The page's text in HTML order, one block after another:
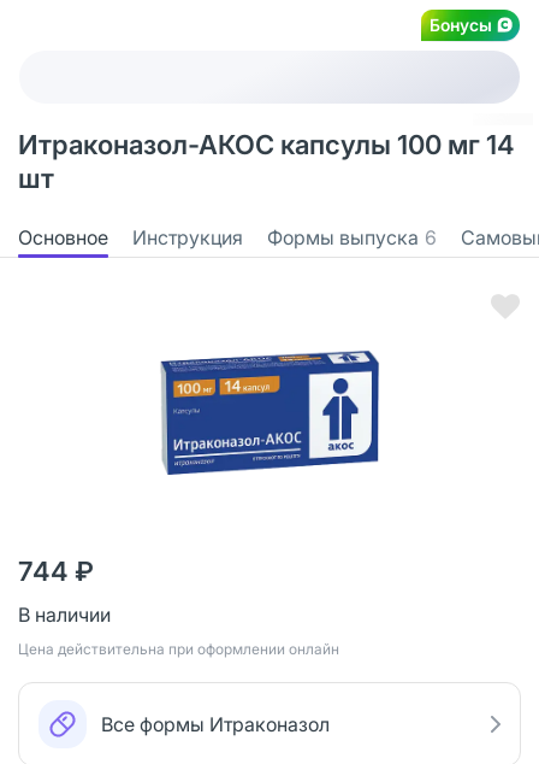
Бонусы
Итраконазол-АКОС капсулы 100 мг 14
шт
Основное Инструкция Формы выпуска 6
744 ₽
В наличии
Цена действительна при оформлении онлайн
Все формы Итраконазол